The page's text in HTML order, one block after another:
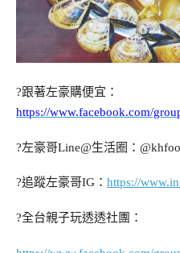
?跟著左豪購便宜：
https://www.facebook.com/
?左豪哥Line@生活圈：
?追蹤左豪哥IG： https://
?全台親子玩透透社團：